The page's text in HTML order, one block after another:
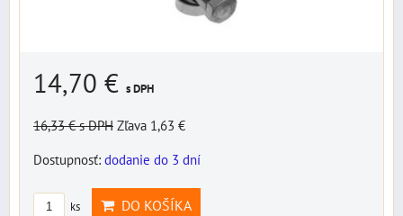
14,70 € s DPH
16,33 €s DPH Zľava 1,63 €
Dostupnosť: dodanie do 3 dní
ks DO KOŠÍKA